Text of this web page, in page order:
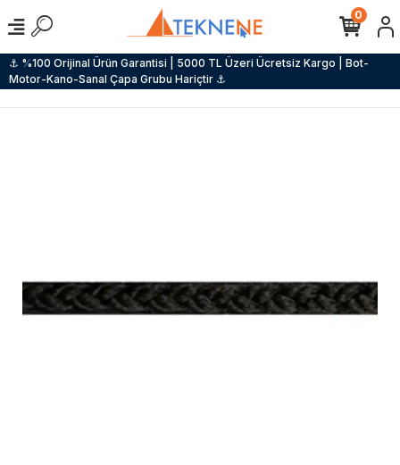
⚓ %100 Orijinal Ürün Garantisi | 5000 TL Üzeri Ücretsiz Kargo | Bot-
Motor-Kano-Sanal Çapa Grubu Hariçtir ⚓
0